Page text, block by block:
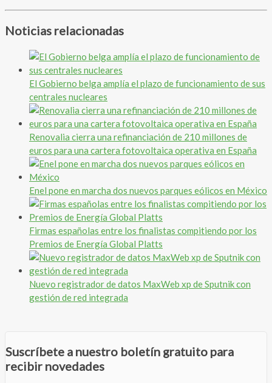
Noticias relacionadas
El Gobierno belga amplía el plazo de funcionamiento de sus
centrales nucleares
Renovalia cierra una refinanciación de 210 millones de
euros para una cartera fotovoltaica operativa en España
Enel pone en marcha dos nuevos parques eólicos en México
Firmas españolas entre los finalistas compitiendo por los
Premios de Energía Global Platts
Nuevo registrador de datos MaxWeb xp de Sputnik con
gestión de red integrada
Suscríbete a nuestro boletín gratuito para
recibir novedades